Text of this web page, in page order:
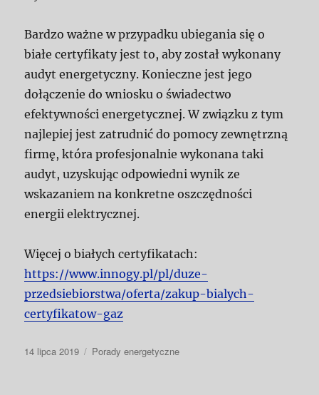
Bardzo ważne w przypadku ubiegania się o
białe certyfikaty jest to, aby został wykonany
audyt energetyczny. Konieczne jest jego
dołączenie do wniosku o świadectwo
efektywności energetycznej. W związku z tym
najlepiej jest zatrudnić do pomocy zewnętrzną
firmę, która profesjonalnie wykonana taki
audyt, uzyskując odpowiedni wynik ze
wskazaniem na konkretne oszczędności
energii elektrycznej.
Więcej o białych certyfikatach:
https://www.innogy.pl/pl/duze-
przedsiebiorstwa/oferta/zakup-bialych-
certyfikatow-gaz
Data
14 lipca 2019 Kategorie
Porady energetyczne